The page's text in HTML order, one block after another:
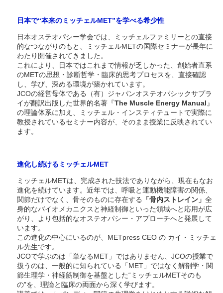
日本で“本来のミッチェルMET”を学べる希少性
日本オステオパシー学会では、ミッチェルファミリーとの直接
的なつながりのもと、ミッチェルMETの国際セミナーが長年に
わたり開催されてきました。
これにより、日本ではこれまで情報が乏しかった、創始者直系
のMETの思想・診断哲学・臨床的思考プロセスを、直接確認
し、学び、深める環境が築かれています。
JCOの経営母体である（有）ジャパンオステオパシックサプラ
イが翻訳出版した世界的名著『The Muscle Energy Manual 』
の理論体系に加え、ミッチェル・インスティテュートで実際に
教授されているセミナー内容が、そのまま授業に反映されてい
ます。
進化し続けるミッチェルMET
ミッチェルMETは、完成された技法でありながら、現在もなお
進化を続けています。近年では、呼吸と運動機能障害の関係、
関節だけでなく、骨そのものに存在する
「骨内ストレイン」 全
身的なバイオメカニクスと神経制御といった領域へと応用が広
がり、より包括的なオステオパシー・アプローチへと発展して
います。
この進化の中心にいるのが、METpress CEO の カイ・ミッチェ
ル先生です。
JCOで学ぶのは「単なるMET」ではありません、JCOの授業で
扱うのは、一般的に知られている「MET」ではなく解剖学・関
節生理学・神経筋制御を基盤とした“ミッチェルMETそのも
の”を、理論と臨床の両面から深く学びます。